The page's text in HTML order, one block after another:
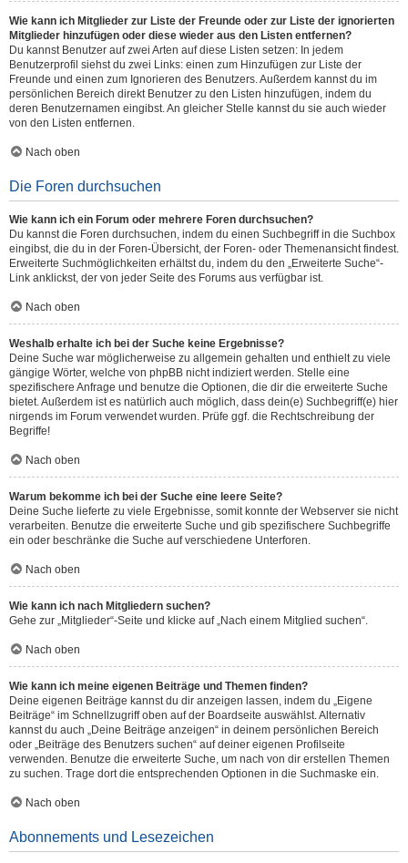
Wie kann ich Mitglieder zur Liste der Freunde oder zur Liste der ignorierten
Mitglieder hinzufügen oder diese wieder aus den Listen entfernen?
Du kannst Benutzer auf zwei Arten auf diese Listen setzen: In jedem
Benutzerprofil siehst du zwei Links: einen zum Hinzufügen zur Liste der
Freunde und einen zum Ignorieren des Benutzers. Außerdem kannst du im
persönlichen Bereich direkt Benutzer zu den Listen hinzufügen, indem du
deren Benutzernamen eingibst. An gleicher Stelle kannst du sie auch wieder
von den Listen entfernen.
Nach oben
Die Foren durchsuchen
Wie kann ich ein Forum oder mehrere Foren durchsuchen?
Du kannst die Foren durchsuchen, indem du einen Suchbegriff in die Suchbox
eingibst, die du in der Foren-Übersicht, der Foren- oder Themenansicht findest.
Erweiterte Suchmöglichkeiten erhältst du, indem du den „Erweiterte Suche“-
Link anklickst, der von jeder Seite des Forums aus verfügbar ist.
Nach oben
Weshalb erhalte ich bei der Suche keine Ergebnisse?
Deine Suche war möglicherweise zu allgemein gehalten und enthielt zu viele
gängige Wörter, welche von phpBB nicht indiziert werden. Stelle eine
spezifischere Anfrage und benutze die Optionen, die dir die erweiterte Suche
bietet. Außerdem ist es natürlich auch möglich, dass dein(e) Suchbegriff(e) hier
nirgends im Forum verwendet wurden. Prüfe ggf. die Rechtschreibung der
Begriffe!
Nach oben
Warum bekomme ich bei der Suche eine leere Seite?
Deine Suche lieferte zu viele Ergebnisse, somit konnte der Webserver sie nicht
verarbeiten. Benutze die erweiterte Suche und gib spezifischere Suchbegriffe
ein oder beschränke die Suche auf verschiedene Unterforen.
Nach oben
Wie kann ich nach Mitgliedern suchen?
Gehe zur „Mitglieder“-Seite und klicke auf „Nach einem Mitglied suchen“.
Nach oben
Wie kann ich meine eigenen Beiträge und Themen finden?
Deine eigenen Beiträge kannst du dir anzeigen lassen, indem du „Eigene
Beiträge“ im Schnellzugriff oben auf der Boardseite auswählst. Alternativ
kannst du auch „Deine Beiträge anzeigen“ in deinem persönlichen Bereich
oder „Beiträge des Benutzers suchen“ auf deiner eigenen Profilseite
verwenden. Benutze die erweiterte Suche, um nach von dir erstellen Themen
zu suchen. Trage dort die entsprechenden Optionen in die Suchmaske ein.
Nach oben
Abonnements und Lesezeichen